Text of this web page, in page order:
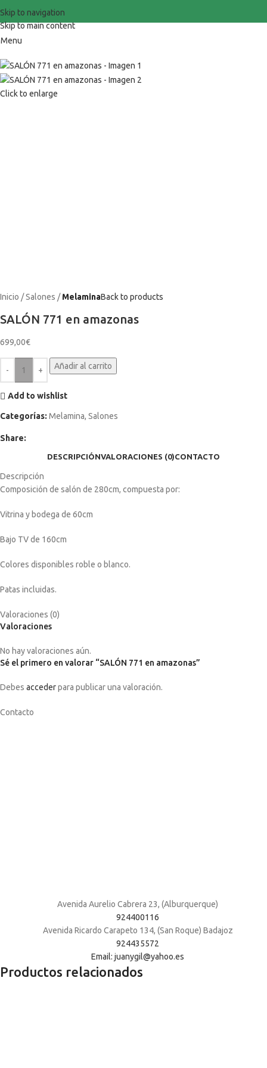
Skip to navigation
Skip to main content
Menu
Click to enlarge
Inicio Salones MelaminaBack to products
SALÓN 771 en amazonas
699,00€
Añadir al carrito
Add to wishlist
Categorías: Melamina, Salones
Share:
DESCRIPCIÓNVALORACIONES (0)CONTACTO
Descripción
Composición de salón de 280cm, compuesta por:
Vitrina y bodega de 60cm
Bajo TV de 160cm
Colores disponibles roble o blanco.
Patas incluidas.
Valoraciones (0)
Valoraciones
No hay valoraciones aún.
Sé el primero en valorar “SALÓN 771 en amazonas”
Debes accederpara publicar una valoración.
Contacto
Avenida Aurelio Cabrera 23, (Alburquerque)
924400116
Avenida Ricardo Carapeto 134, (San Roque) Badajoz
924435572
Email: juanygil@yahoo.es
Productos relacionados